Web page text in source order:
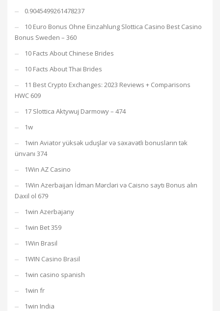
0.9045499261478237
10 Euro Bonus Ohne Einzahlung Slottica Casino Best Casino
Bonus Sweden – 360
10 Facts About Chinese Brides
10 Facts About Thai Brides
11 Best Crypto Exchanges: 2023 Reviews + Comparisons
HWC 609
17 Slottica Aktywuj Darmowy – 474
1w
1win Aviator yüksək uduşlar və səxavətli bonusların tək
ünvanı 374
1Win AZ Casino
1Win Azerbaijan İdman Mərcləri və Caisno saytı Bonus alın
Daxil ol 679
1win Azerbajany
1win Bet 359
1Win Brasil
1WIN Casino Brasil
1win casino spanish
1win fr
1win India